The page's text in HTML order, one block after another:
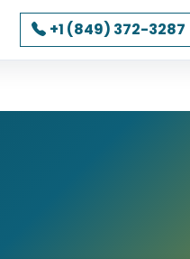
+1 (849) 372-3287